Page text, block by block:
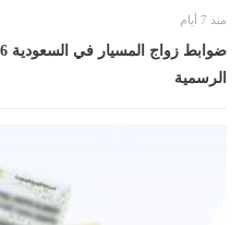
منذ 7 أيام
الرسمية